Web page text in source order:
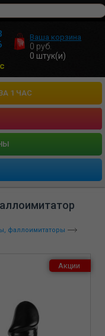
Ваша корзина
0 руб.
0 штук(и)
1 ЧАС
фаллоимитаторы
Акции